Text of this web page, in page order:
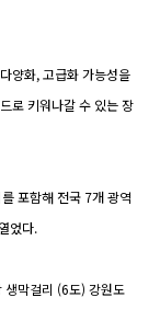
양화, 고급화 가능성을
로 키워나갈 수 있는 장
포함해 전국 7개 광역
었다.
생막걸리 (6도) 강원도